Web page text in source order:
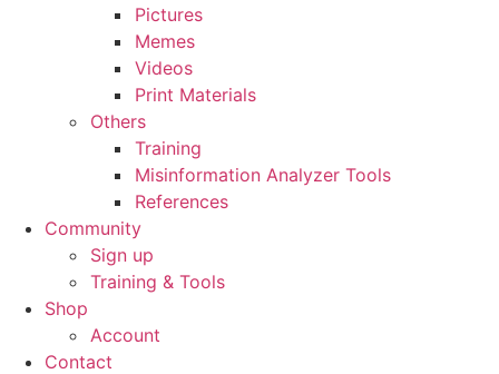
Pictures
Memes
Videos
Print Materials
Others
Training
Misinformation Analyzer Tools
References
Community
Sign up
Training & Tools
Shop
Account
Contact